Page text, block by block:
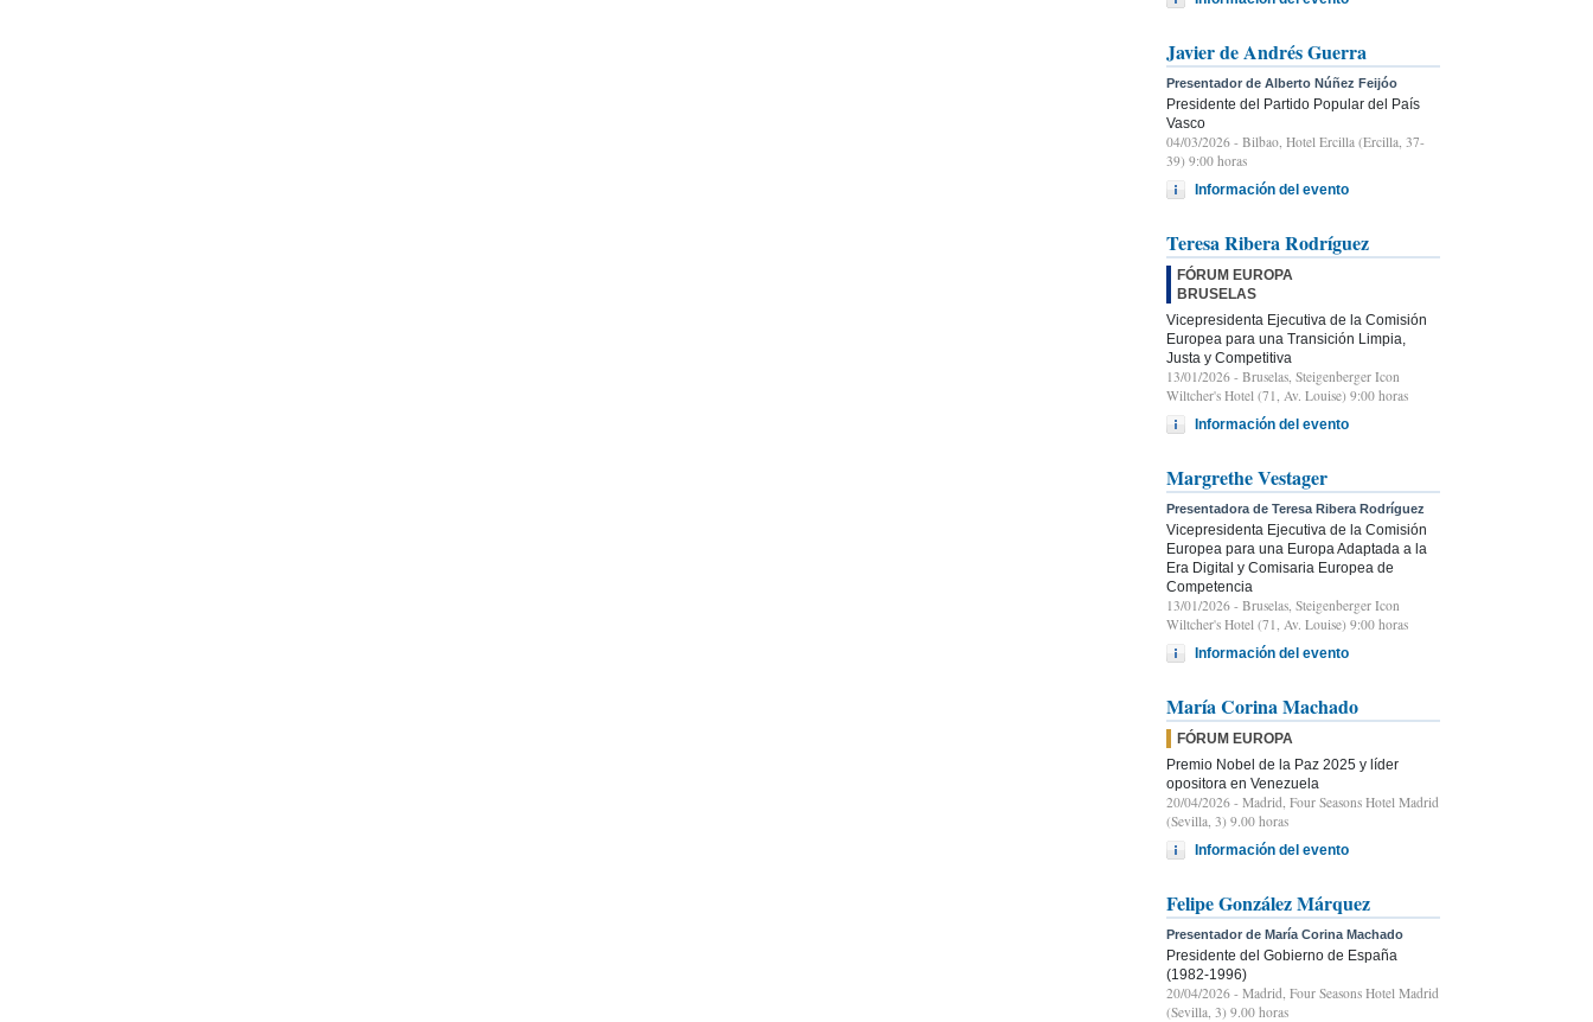
Javier de Andrés Guerra
Presentador de Alberto Núñez Feijóo
Presidente del Partido Popular del País
Vasco
04/03/2026 - Bilbao, Hotel Ercilla (Ercilla, 37-
39) 9:00 horas
Información del evento
Teresa Ribera Rodríguez
FÓRUM EUROPA
BRUSELAS
Vicepresidenta Ejecutiva de la Comisión
Europea para una Transición Limpia,
Justa y Competitiva
13/01/2026 - Bruselas, Steigenberger Icon
Wiltcher's Hotel (71, Av. Louise) 9:00 horas
Información del evento
Margrethe Vestager
Presentadora de Teresa Ribera Rodríguez
Vicepresidenta Ejecutiva de la Comisión
Europea para una Europa Adaptada a la
Era Digital y Comisaria Europea de
Competencia
13/01/2026 - Bruselas, Steigenberger Icon
Wiltcher's Hotel (71, Av. Louise) 9:00 horas
Información del evento
María Corina Machado
FÓRUM EUROPA
Premio Nobel de la Paz 2025 y líder
opositora en Venezuela
20/04/2026 - Madrid, Four Seasons Hotel Madrid
(Sevilla, 3) 9.00 horas
Información del evento
Felipe González Márquez
Presentador de María Corina Machado
Presidente del Gobierno de España
(1982-1996)
20/04/2026 - Madrid, Four Seasons Hotel Madrid
(Sevilla, 3) 9.00 horas